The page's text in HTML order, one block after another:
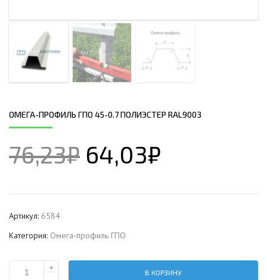
ОМЕГА-ПРОФИЛЬ ГПО 45-0.7 ПОЛИЭСТЕР RAL9003
76,23₽ 64,03₽
Артикул: 6584
Категория: Омега-профиль ГПО
Количество
+
В КОРЗИНУ